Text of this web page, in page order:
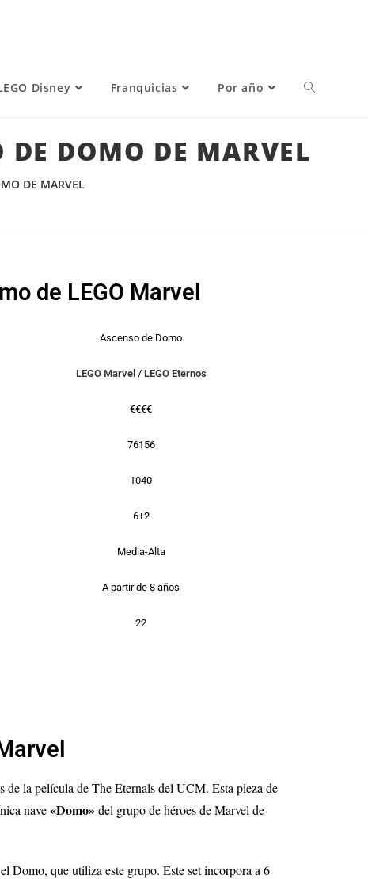
Disney Franquicias Por año
DE DOMO DE MARVEL
DE MARVEL
de LEGO Marvel
Ascenso de Domo
LEGO Marvel / LEGO Eternos
€€€€
76156
1040
6+2
Media-Alta
A partir de 8 años
22
de la película de The Eternals del UCM. Esta pieza de
nave«Domo»del grupo de héroes de Marvel de
Domo, que utiliza este grupo. Este set incorpora a 6